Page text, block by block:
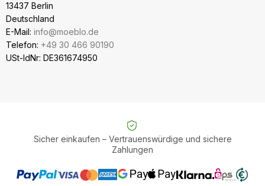
13437 Berlin
Deutschland
E-Mail: info@moeblo.de
Telefon: +49 30 466 90190
USt-IdNr: DE361674950
Sicher einkaufen – Vertrauenswürdige und sichere
Zahlungen